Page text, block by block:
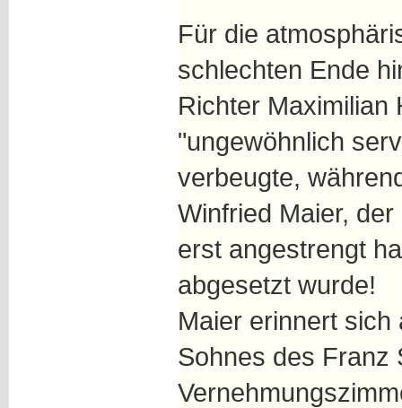
Für die
schlechten Ende
Richter Maximilian
"ungewöhnlich
verbeugte,
Winfried Maier,
erst angestrengt
abgesetzt wurde!
Maier erinnert sich
Sohnes des Franz